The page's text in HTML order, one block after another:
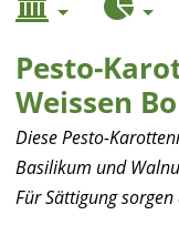
Pesto-
Weissen
Diese Pesto-
Basilikum und
Für Sättigung